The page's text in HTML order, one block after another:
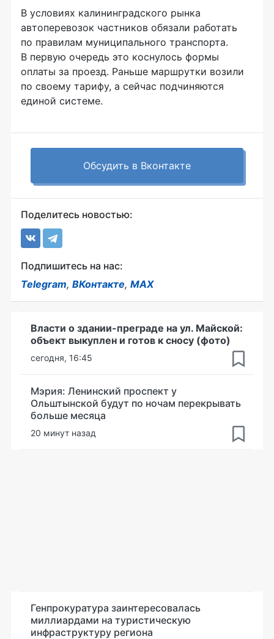
В условиях калининградского рынка
автоперевозок частников обязали работать
по правилам муниципального транспорта.
В первую очередь это коснулось формы
оплаты за проезд. Раньше маршрутки возили
по своему тарифу, а сейчас подчиняются
единой системе.
Обсудить в Вконтакте
Поделитесь новостью:
Подпишитесь на нас:
Telegram, ВКонтакте, MAX
Власти о здании-преграде на ул. Майской:
объект выкуплен и готов к сносу (фото)
сегодня, 16:45
Мэрия: Ленинский проспект у
Ольштынской будут по ночам перекрывать
больше месяца
20 минут назад
Генпрокуратура заинтересовалась
миллиардами на туристическую
инфраструктуру региона